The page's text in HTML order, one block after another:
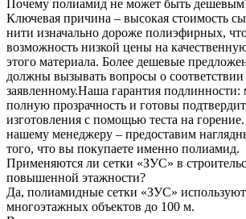
Почему полиамид не может быть
Ключевая причина – высокая стоимость
нити изначально дороже полиэфирных,
возможность низкой цены на
этого материала. Более дешевые
должны вызывать вопросы о соответствии
заявленному.Наша гарантия
полную прозрачность и готовы
изготовления с помощью теста на
нашему менеджеру – предоставим
того, что вы покупаете именно полиамид.
Применяются ли сетки «ЗУС» в
повышенной этажности?
Да, полиамидные сетки «ЗУС»
многоэтажных объектов до 100 м.